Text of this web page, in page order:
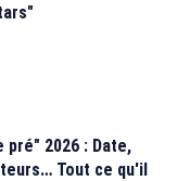
pré" 2026 : Date,
Tout ce qu'il